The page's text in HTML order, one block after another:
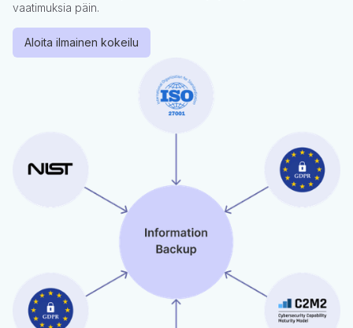
vaatimuksia päin.
Aloita ilmainen kokeilu